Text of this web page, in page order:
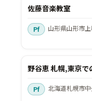
佐藤音楽教室
山形県山形市
野谷恵 札幌,東京で
北海道札幌市